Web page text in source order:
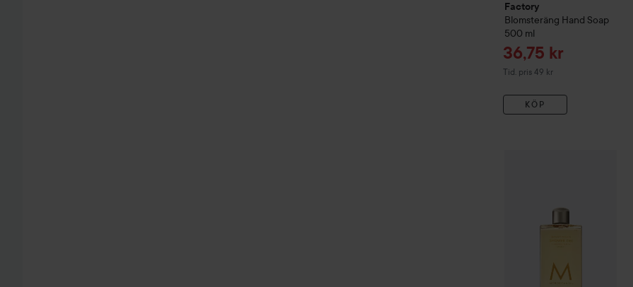
Factory
Blomsteräng Hand Soap
500 ml
Reapris
36,75 kr
Tid. pris 49 kr
Tidigare pris 49 kr
KÖP